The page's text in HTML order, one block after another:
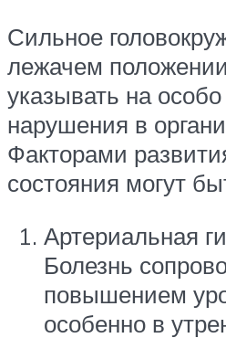
Сильное
лежачем
указывать на
нарушения в
Факторами
состояния могут
Артериальная
Болезнь
повышением
особенно в